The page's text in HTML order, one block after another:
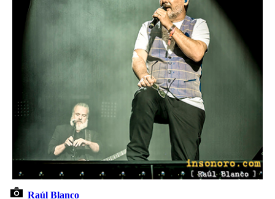
Raúl Blanco